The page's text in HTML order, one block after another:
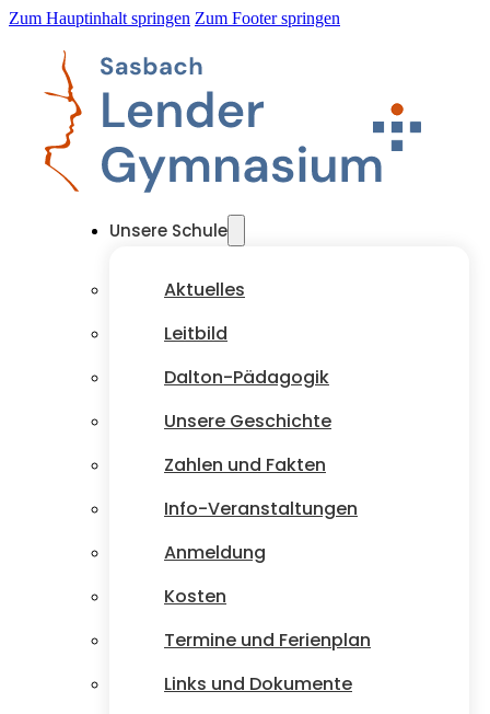
Zum Hauptinhalt springen Zum Footer springen
Unsere Schule
Aktuelles
Leitbild
Dalton-Pädagogik
Unsere Geschichte
Zahlen und Fakten
Info-Veranstaltungen
Anmeldung
Kosten
Termine und Ferienplan
Links und Dokumente